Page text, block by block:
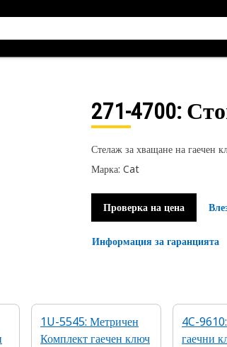
271-4700:
Стелаж за хващане на гаечен
Марка: Cat
Проверка на цена
Информация за гаранцията
1U-5545: Метричен
Комплект гаечен ключ
4C-
гаечни